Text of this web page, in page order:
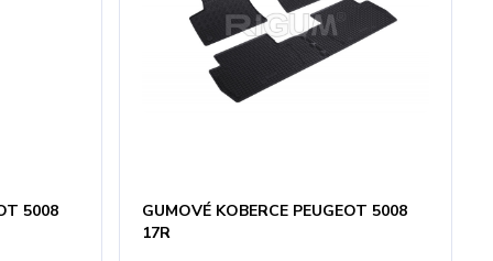
5008
GUMOVÉ KOBERCE PEUGEOT 5008
17R